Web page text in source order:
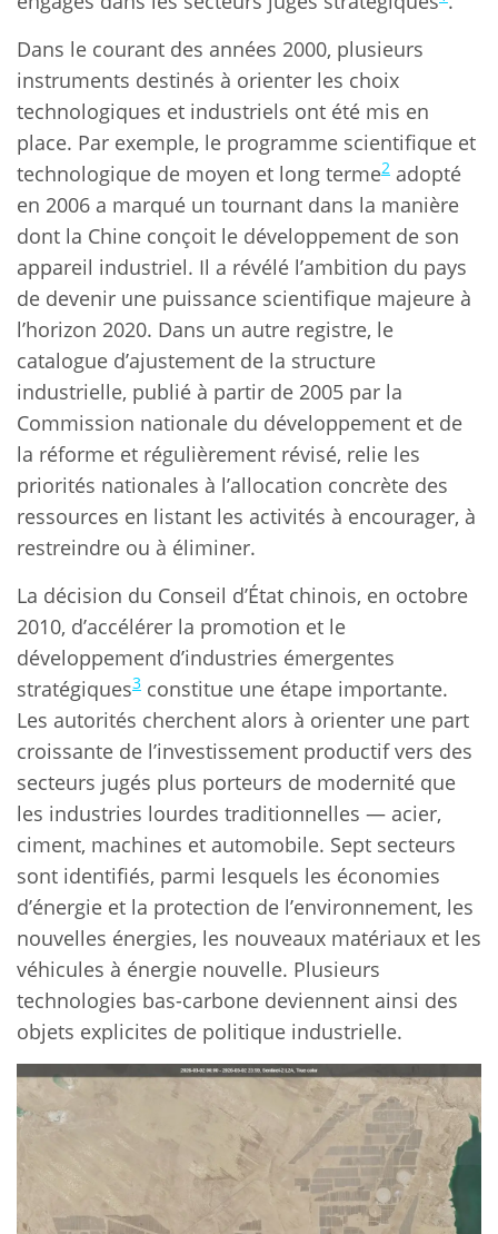
Dans le courant des années 2000, plusieurs
instruments destinés à orienter les choix
technologiques et industriels ont été mis en
place. Par exemple, le programme scientifique et
technologique de moyen et long terme2 adopté
en 2006 a marqué un tournant dans la manière
dont la Chine conçoit le développement de son
appareil industriel. Il a révélé l’ambition du pays
de devenir une puissance scientifique majeure à
l’horizon 2020. Dans un autre registre, le
catalogue d’ajustement de la structure
industrielle, publié à partir de 2005 par la
Commission nationale du développement et de
la réforme et régulièrement révisé, relie les
priorités nationales à l’allocation concrète des
ressources en listant les activités à encourager, à
restreindre ou à éliminer.
La décision du Conseil d’État chinois, en octobre
2010, d’accélérer la promotion et le
développement d’industries émergentes
stratégiques3 constitue une étape importante.
Les autorités cherchent alors à orienter une part
croissante de l’investissement productif vers des
secteurs jugés plus porteurs de modernité que
les industries lourdes traditionnelles — acier,
ciment, machines et automobile. Sept secteurs
sont identifiés, parmi lesquels les économies
d’énergie et la protection de l’environnement, les
nouvelles énergies, les nouveaux matériaux et les
véhicules à énergie nouvelle. Plusieurs
technologies bas-carbone deviennent ainsi des
objets explicites de politique industrielle.